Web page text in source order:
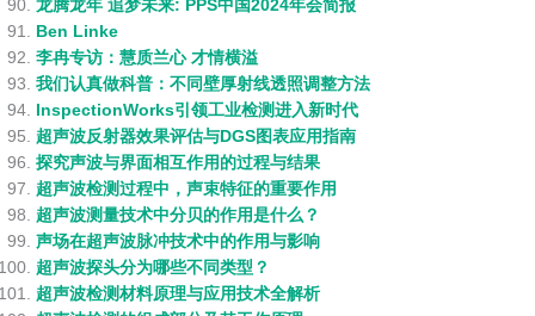
龙腾龙年 追梦未来: PPS中国2024年会简报
Ben Linke
李冉专访：慧质兰心 才情横溢
我们认真做科普：不同壁厚射线透照调整方法
InspectionWorks引领工业检测进入新时代
超声波反射器效果评估与DGS图表应用指南
探究声波与界面相互作用的过程与结果
超声波检测过程中，声束特征的重要作用
超声波测量技术中分贝的作用是什么？
声场在超声波脉冲技术中的作用与影响
超声波探头分为哪些不同类型？
超声波检测材料原理与应用技术全解析